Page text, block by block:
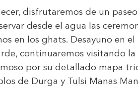
disfrutaremos de un
desde el agua las
en los ghats. Desayuno en
continuaremos visitando
por su detallado mapa
de Durga y Tulsi Manas